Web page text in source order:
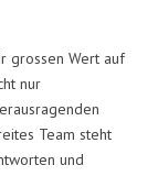
grossen Wert auf
nur
Team steht
und